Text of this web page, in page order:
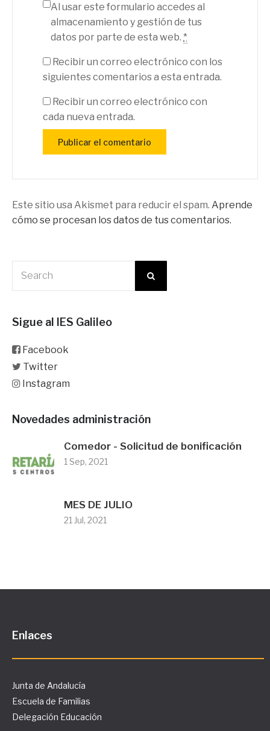
Al usar este formulario accedes al
almacenamiento y gestión de tus
datos por parte de esta web. *
Recibir un correo electrónico con los
siguientes comentarios a esta entrada.
Recibir un correo electrónico con
cada nueva entrada.
Este sitio usa Akismet para reducir el spam. Aprende
cómo se procesan los datos de tus comentarios.
Sigue al IES Galileo
Facebook
Twitter
Instagram
Novedades administración
Comedor - Solicitud de bonificación
1 Sep, 2021
MES DE JULIO
21 Jul, 2021
Enlaces
Junta de Andalucía
Escuela de Familias
Delegación Educación